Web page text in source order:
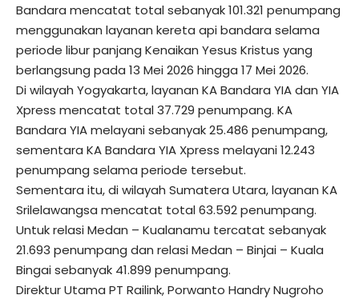
Bandara mencatat total sebanyak 101.321 penumpang
menggunakan layanan kereta api bandara selama
periode libur panjang Kenaikan Yesus Kristus yang
berlangsung pada 13 Mei 2026 hingga 17 Mei 2026.
Di wilayah Yogyakarta, layanan KA Bandara YIA dan YIA
Xpress mencatat total 37.729 penumpang. KA
Bandara YIA melayani sebanyak 25.486 penumpang,
sementara KA Bandara YIA Xpress melayani 12.243
penumpang selama periode tersebut.
Sementara itu, di wilayah Sumatera Utara, layanan KA
Srilelawangsa mencatat total 63.592 penumpang.
Untuk relasi Medan – Kualanamu tercatat sebanyak
21.693 penumpang dan relasi Medan – Binjai – Kuala
Bingai sebanyak 41.899 penumpang.
Direktur Utama PT Railink, Porwanto Handry Nugroho